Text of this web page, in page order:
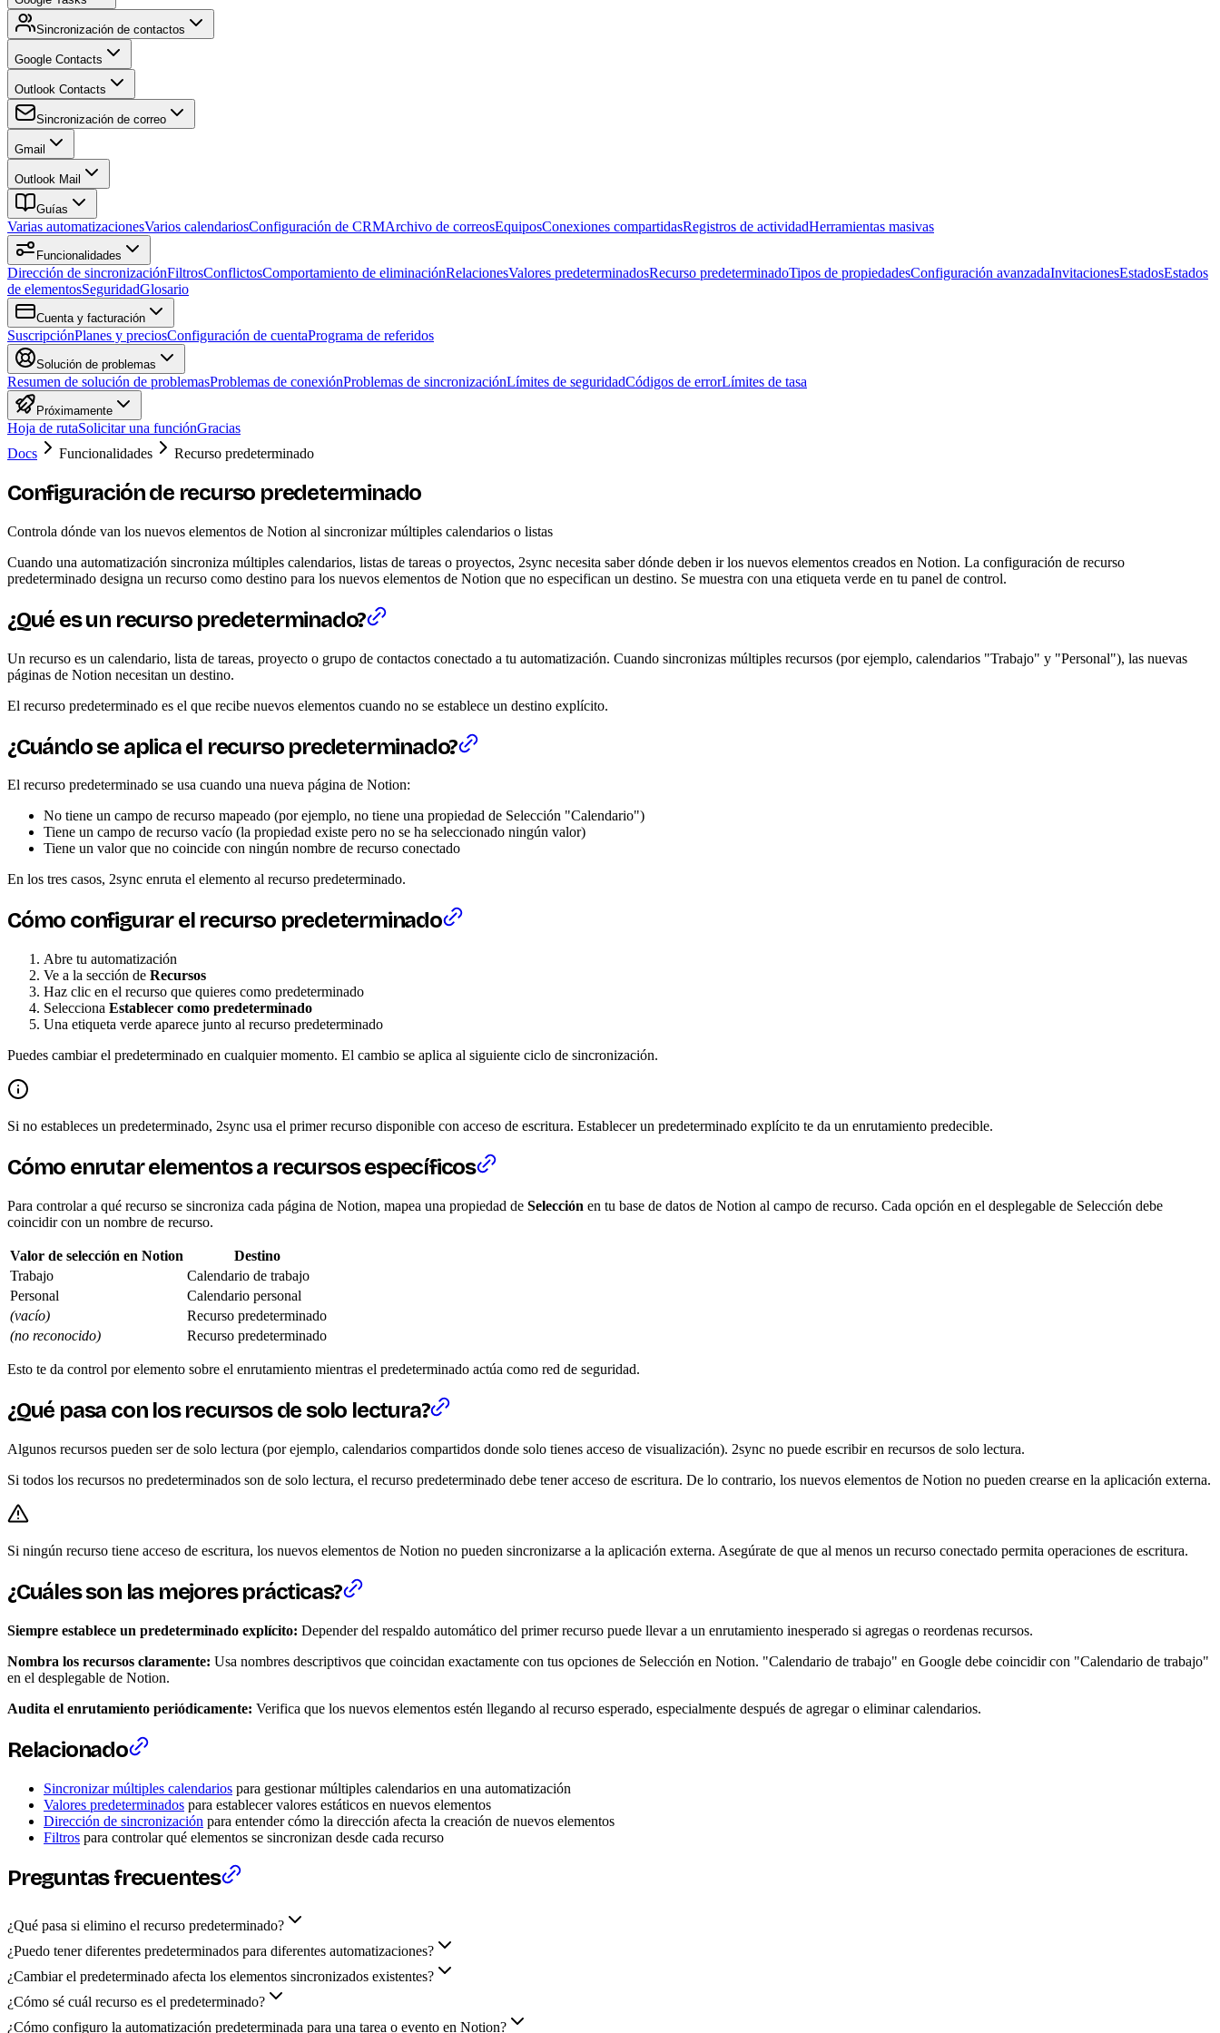
Sincronización de contactos
Google Contacts
Outlook Contacts
Sincronización de correo
Gmail
Outlook Mail
Guías
Varias automatizacionesVarios calendariosConfiguración de CRMArchivo de correosEquiposConexiones compartidasRegistros de actividadHerramientas masivas
Funcionalidades
Dirección de sincronizaciónFiltrosConflictosComportamiento de eliminaciónRelacionesValores predeterminadosRecurso predeterminadoTipos de propiedadesConfiguración avanzadaInvitacionesEstadosEstados
de elementosSeguridadGlosario
Cuenta y facturación
SuscripciónPlanes y preciosConfiguración de cuentaPrograma de referidos
Solución de problemas
Resumen de solución de problemasProblemas de conexiónProblemas de sincronizaciónLímites de seguridadCódigos de errorLímites de tasa
Próximamente
Hoja de rutaSolicitar una funciónGracias
Docs
Funcionalidades Recurso predeterminado
Configuración de recurso predeterminado
Controla dónde van los nuevos elementos de Notion al sincronizar múltiples calendarios o listas
Cuando una automatización sincroniza múltiples calendarios, listas de tareas o proyectos, 2sync necesita saber dónde deben ir los nuevos elementos creados en Notion. La configuración de recurso
predeterminado designa un recurso como destino para los nuevos elementos de Notion que no especifican un destino. Se muestra con una etiqueta verde en tu panel de control.
¿Qué es un recurso predeterminado?
Un recurso es un calendario, lista de tareas, proyecto o grupo de contactos conectado a tu automatización. Cuando sincronizas múltiples recursos (por ejemplo, calendarios "Trabajo" y "Personal"), las nuevas
páginas de Notion necesitan un destino.
El recurso predeterminado es el que recibe nuevos elementos cuando no se establece un destino explícito.
¿Cuándo se aplica el recurso predeterminado?
El recurso predeterminado se usa cuando una nueva página de Notion:
No tiene un campo de recurso mapeado (por ejemplo, no tiene una propiedad de Selección "Calendario")
Tiene un campo de recurso vacío (la propiedad existe pero no se ha seleccionado ningún valor)
Tiene un valor que no coincide con ningún nombre de recurso conectado
En los tres casos, 2sync enruta el elemento al recurso predeterminado.
Cómo configurar el recurso predeterminado
Abre tu automatización
Ve a la sección de Recursos
Haz clic en el recurso que quieres como predeterminado
Selecciona Establecer como predeterminado
Una etiqueta verde aparece junto al recurso predeterminado
Puedes cambiar el predeterminado en cualquier momento. El cambio se aplica al siguiente ciclo de sincronización.
Si no estableces un predeterminado, 2sync usa el primer recurso disponible con acceso de escritura. Establecer un predeterminado explícito te da un enrutamiento predecible.
Cómo enrutar elementos a recursos específicos
Para controlar a qué recurso se sincroniza cada página de Notion, mapea una propiedad de Selección en tu base de datos de Notion al campo de recurso. Cada opción en el desplegable de Selección debe
coincidir con un nombre de recurso.
Valor de selección en Notion
Destino
Trabajo
Calendario de trabajo
Personal
Calendario personal
(vacío)
Recurso predeterminado
(no reconocido)
Recurso predeterminado
Esto te da control por elemento sobre el enrutamiento mientras el predeterminado actúa como red de seguridad.
¿Qué pasa con los recursos de solo lectura?
Algunos recursos pueden ser de solo lectura (por ejemplo, calendarios compartidos donde solo tienes acceso de visualización). 2sync no puede escribir en recursos de solo lectura.
Si todos los recursos no predeterminados son de solo lectura, el recurso predeterminado debe tener acceso de escritura. De lo contrario, los nuevos elementos de Notion no pueden crearse en la aplicación externa.
Si ningún recurso tiene acceso de escritura, los nuevos elementos de Notion no pueden sincronizarse a la aplicación externa. Asegúrate de que al menos un recurso conectado permita operaciones de escritura.
¿Cuáles son las mejores prácticas?
Siempre establece un predeterminado explícito: Depender del respaldo automático del primer recurso puede llevar a un enrutamiento inesperado si agregas o reordenas recursos.
Nombra los recursos claramente: Usa nombres descriptivos que coincidan exactamente con tus opciones de Selección en Notion. "Calendario de trabajo" en Google debe coincidir con "Calendario de trabajo"
en el desplegable de Notion.
Audita el enrutamiento periódicamente: Verifica que los nuevos elementos estén llegando al recurso esperado, especialmente después de agregar o eliminar calendarios.
Relacionado
Sincronizar múltiples calendarios para gestionar múltiples calendarios en una automatización
Valores predeterminados para establecer valores estáticos en nuevos elementos
Dirección de sincronización para entender cómo la dirección afecta la creación de nuevos elementos
Filtros para controlar qué elementos se sincronizan desde cada recurso
Preguntas frecuentes
¿Qué pasa si elimino el recurso predeterminado?
¿Puedo tener diferentes predeterminados para diferentes automatizaciones?
¿Cambiar el predeterminado afecta los elementos sincronizados existentes?
¿Cómo sé cuál recurso es el predeterminado?
¿Cómo configuro la automatización predeterminada para una tarea o evento en Notion?